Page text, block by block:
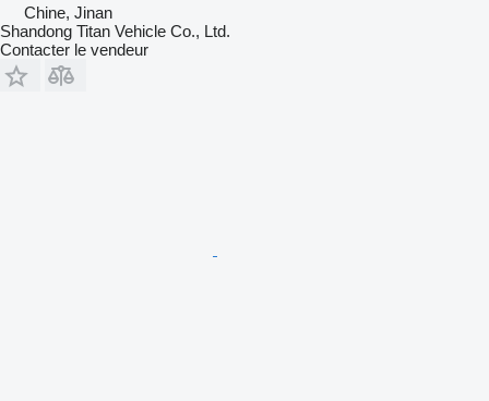
Chine, Jinan
Shandong Titan Vehicle Co., Ltd.
Contacter le vendeur